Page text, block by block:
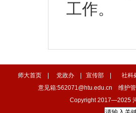
工作。
师大首页 |党政办 |宣传部 |社科
意见箱:562071@htu.edu.cn 维护
Copyright 2017—2025